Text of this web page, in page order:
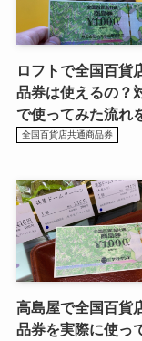
ロフトで全国百貨
品券は使えるの？
で使ってみた流れ
全国百貨店共通商品券
高島屋で全国百貨
品券を実際に使っ